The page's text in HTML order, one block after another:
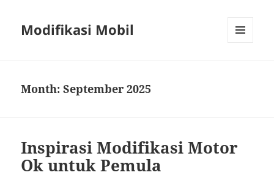
Modifikasi Mobil
Month:September 2025
Inspirasi Modifikasi Motor
Ok untuk Pemula